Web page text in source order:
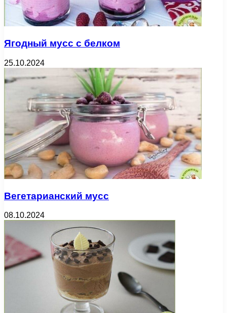
Ягодный мусс с белком
25.10.2024
Вегетарианский мусс
08.10.2024